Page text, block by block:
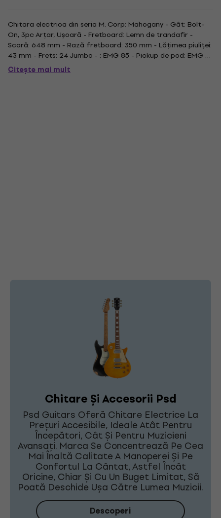
Chitara electrica din seria M. Corp: Mahogany - Gât: Bolt-
On, 3pc Arțar, Ușoară - Fretboard: Lemn de trandafir -
Scară: 648 mm - Rază fretboard: 350 mm - Lățimea piuliței:
43 mm - Frets: 24 Jumbo - : EMG 85 - Pickup de pod: EMG 81
- Finisaj: verde inchis metalic. .
Citește mai mult
Chitare Și Accesorii Psd
Psd Guitars Oferă Chitare Electrice La
Prețuri Accesibile, Ideale Atât Pentru
Începători, Cât Și Pentru Muzicieni
Avansați. Marca Se Concentrează Pe Cea
Mai Înaltă Calitate A Manoperei Și Pe
Confortul La Cântat, Astfel Încât
Oricine, Chiar Și Cu Un Buget Limitat, Să
Poată Deschide Ușa Către Lumea Muzicii.
Descoperi